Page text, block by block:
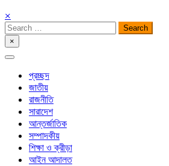
×
Search
for:
×
প্রচ্ছদ
জাতীয়
রাজনীতি
সারাদেশ
আন্তর্জাতিক
সম্পাদকীয়
শিক্ষা ও ক্রীড়া
আইন আদালত